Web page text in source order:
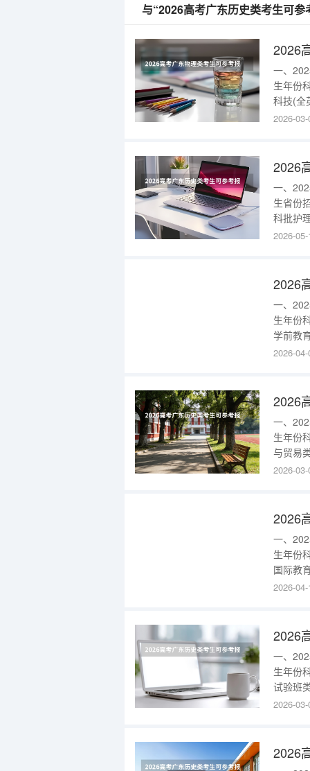
与“2026高考广东历史类考生可
2026
一、
生年份
科技(全
验班(经
2026-
一、
生省份
科批护
本部
2026-
2026
一、
生年份
学前教
定向县(
2026-
2026
一、
生年份
与贸易
类本科
2026-
2026
一、
生年份
国际教
部
2026-
2026
一、
生年份
试验班
国际经
2026-